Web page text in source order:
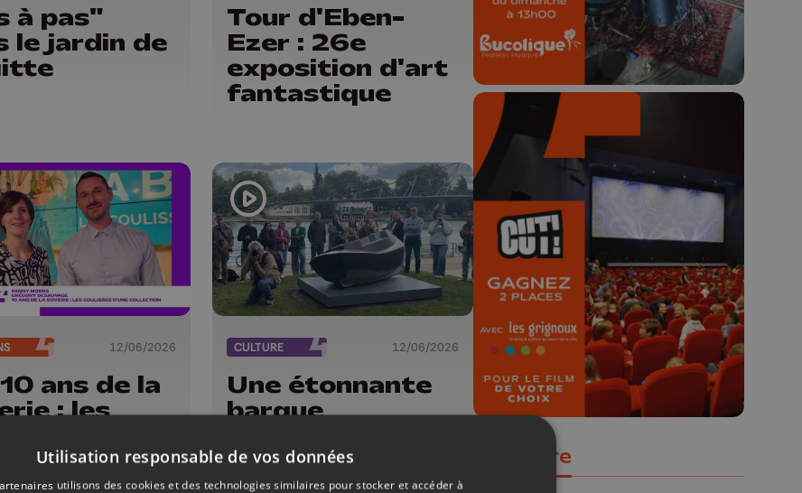
à pas"
le jardin de
Tour d'Eben-
Ezer : 26e
exposition d'art
fantastique
12/06/2026
ans de la
: les
CULTURE 12/06/2026
Une étonnante
barque
bord de Meuse
🎬 Concours CUT x
Les Grignoux ✨
Concours permanent - 2 places à
gagner chaque semaine !
Populaire
Utilisation responsable de vos données
utilisons des cookies et des technologies similaires pour stocker et accéder à